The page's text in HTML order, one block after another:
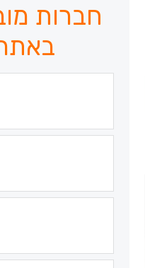
חברות